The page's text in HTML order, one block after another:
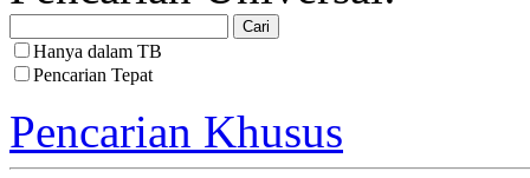
Hanya dalam TB
Pencarian Tepat
Pencarian Khusus